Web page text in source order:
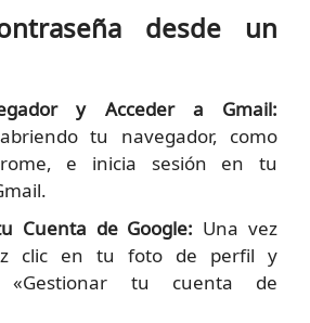
desde un
y Acceder a Gmail:
tu navegador, como
e inicia sesión en tu
Cuenta de Google: Una vez
clic en tu foto de perfil y
«Gestionar tu cuenta de